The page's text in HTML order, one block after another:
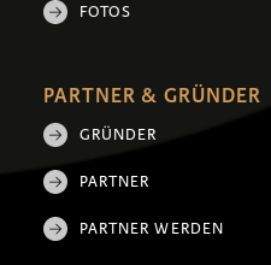
FOTOS
PARTNER & GRÜNDER
GRÜNDER
PARTNER
PARTNER WERDEN